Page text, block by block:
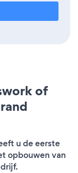
of
u de eerste
opbouwen van